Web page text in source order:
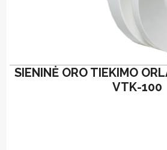
SIENINĖ ORO TIEKIMO
VTK-100